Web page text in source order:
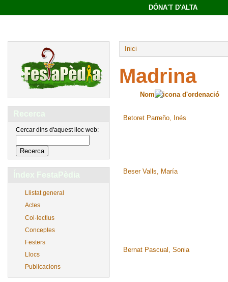
DÓNA'T D'ALTA
Recerca
Cercar dins d'aquest lloc web:
Índex FestaPèdia
Llistat general
Actes
Col·lectius
Conceptes
Festers
Llocs
Publicacions
Inici
Madrina
Nom
Betoret Parreño, Inés
Beser Valls, María
Bernat Pascual, Sonia